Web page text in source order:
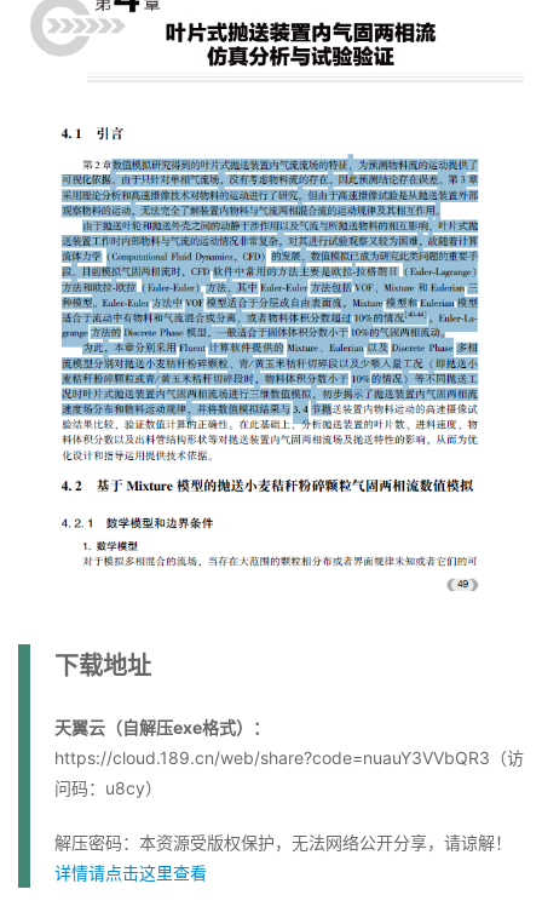
下载地址
天翼云（自解压exe格式）：
https://cloud.189.cn/web/share?code=nuauY3VVbQR3（访
问码：u8cy）
解压密码：本资源受版权保护，无法网络公开分享，请谅解！
详情请点击这里查看